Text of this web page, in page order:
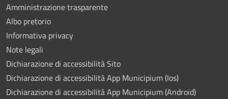
Amministrazione trasparente
Albo pretorio
Informativa privacy
Note legali
Dichiarazione di accessibilità Sito
Dichiarazione di accessibilità App Municipium (Ios)
Dichiarazione di accessibilità App Municipium (Android)